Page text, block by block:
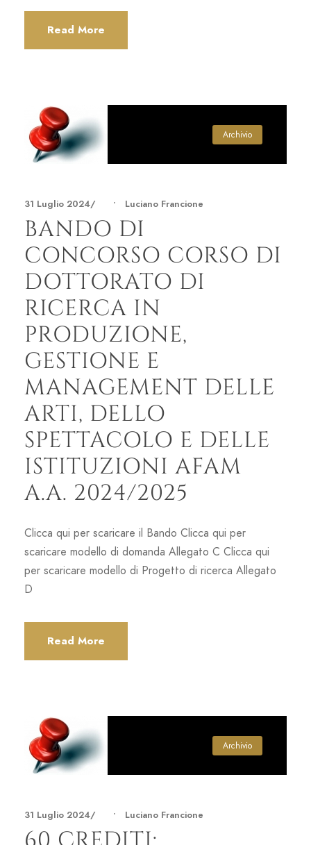
Read More
Archivio
31 Luglio 2024 • Luciano Francione
BANDO DI
CONCORSO CORSO DI
DOTTORATO DI
RICERCA IN
PRODUZIONE,
GESTIONE E
MANAGEMENT DELLE
ARTI, DELLO
SPETTACOLO E DELLE
ISTITUZIONI AFAM
A.A. 2024/2025
Clicca qui per scaricare il Bando Clicca qui per
scaricare modello di domanda Allegato C Clicca qui
per scaricare modello di Progetto di ricerca Allegato
D
Read More
Archivio
31 Luglio 2024 • Luciano Francione